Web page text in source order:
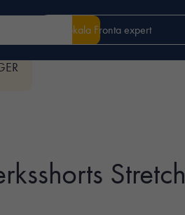
Din lokala Fronta expert